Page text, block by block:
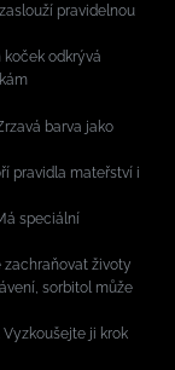
pravidelnou
odkrývá
barva jako
pravidla mateřství i
speciální
zachraňovat životy
sorbitol může
ji krok